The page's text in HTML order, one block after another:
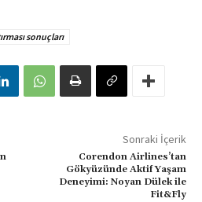
sonuçları
Sonraki İçerik
Corendon Airlines’tan
Gökyüzünde Aktif Yaşam
Deneyimi: Noyan Dülek ile
Fit&Fly